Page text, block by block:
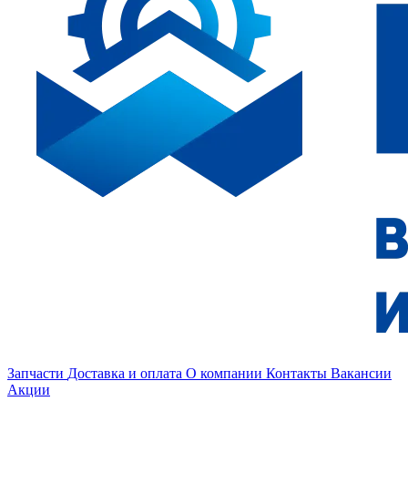
Запчасти Доставка и оплата О компании Контакты Вакансии
Акции